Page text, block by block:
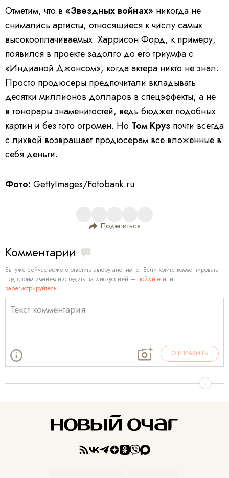
Отметим, что в «Звездных войнах» никогда не
снимались артисты, относящиеся к числу самых
высокооплачиваемых. Харрисон Форд, к примеру,
появился в проекте задолго до его триумфа с
«Индианой Джонсом», когда актера никто не знал.
Просто продюсеры предпочитали вкладывать
десятки миллионов долларов в спецэффекты, а не
в гонорары знаменитостей, ведь бюджет подобных
картин и без того огромен. Но Том Круз почти всегда
с лихвой возвращает продюсерам все вложенные в
себя деньги.
Фото: GettyImages/Fotobank.ru
Поделиться
Комментарии
Вы уже сейчас можете ответить автору анонимно. Если хотите комментировать
под своим именем и следить за дискуссией — войдите или
зарегистрируйтесь
ОТПРАВИТЬ